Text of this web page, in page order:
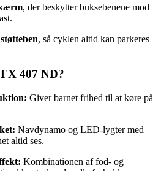
, der beskytter buksebenene mod
støtteben, så cyklen altid kan parkeres
407 ND?
Giver barnet frihed til at køre på
Navdynamo og LED-lygter med
altid ses.
Kombinationen af fod- og